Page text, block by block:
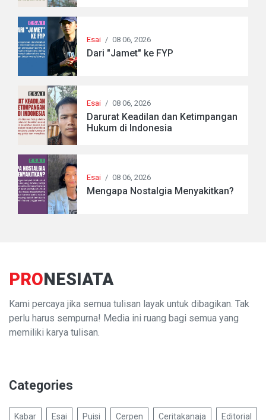
Esai / 08 06, 2026
Dari "Jamet" ke FYP
Esai / 08 06, 2026
Darurat Keadilan dan Ketimpangan
Hukum di Indonesia
Esai / 08 06, 2026
Mengapa Nostalgia Menyakitkan?
PRONESIATA
Kami percaya jika semua tulisan layak untuk dibagikan. Tak
perlu harus sempurna! Media ini ruang bagi semua yang
memiliki karya tulisan.
Categories
Kabar Esai Puisi Cerpen Ceritakanaja Editorial